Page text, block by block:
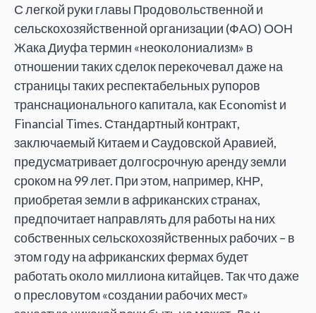
С легкой руки главы Продовольственной и
сельскохозяйственной организации (ФАО) ООН
Жака Диуфа термин «неоколониализм» в
отношении таких сделок перекочевал даже на
страницы таких респектабельных рупоров
транснационального капитала, как Economist и
Financial Times. Стандартный контракт,
заключаемый Китаем и Саудовской Аравией,
предусматривает долгосрочную аренду земли
сроком на 99 лет. При этом, например, КНР,
приобретая земли в африканских странах,
предпочитает направлять для работы на них
собственных сельскохозяйственных рабочих – в
этом году на африканских фермах будет
работать около миллиона китайцев. Так что даже
о пресловутом «создании рабочих мест»